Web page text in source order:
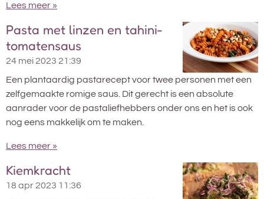
Lees meer »
Pasta met linzen en tahini-
tomatensaus
24 mei 2023 21:39
Een plantaardig pastarecept voor twee personen met een
zelfgemaakte romige saus. Dit gerecht is een absolute
aanrader voor de pastaliefhebbers onder ons en het is ook
nog eens makkelijk om te maken.
Lees meer »
Kiemkracht
18 apr 2023 11:36